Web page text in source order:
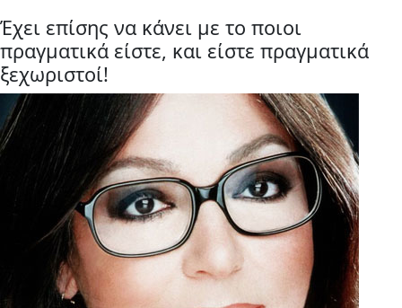
Έχει επίσης να κάνει με το ποιοι
πραγματικά είστε, και είστε πραγματικά
ξεχωριστοί!